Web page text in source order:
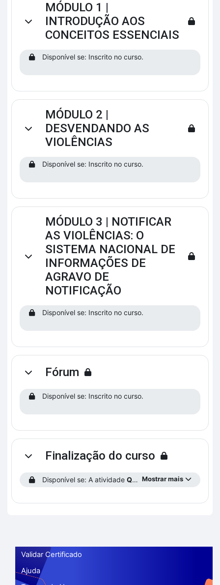
Contrair
MÓDULO 1 |
INTRODUÇÃO AOS
CONCEITOS ESSENCIAIS
Disponível se: Inscrito no curso.
Contrair
MÓDULO 2 |
DESVENDANDO AS
VIOLÊNCIAS
Disponível se: Inscrito no curso.
Contrair
MÓDULO 3 | NOTIFICAR
AS VIOLÊNCIAS: O
SISTEMA NACIONAL DE
INFORMAÇÕES DE
AGRAVO DE
NOTIFICAÇÃO
Disponível se: Inscrito no curso.
ContrairFórum
Disponível se: Inscrito no curso.
ContrairFinalização do curso
Mostrar mais
Disponível se: A atividade Questionário 3 – Caso 5
Validar Certificado
Ajuda